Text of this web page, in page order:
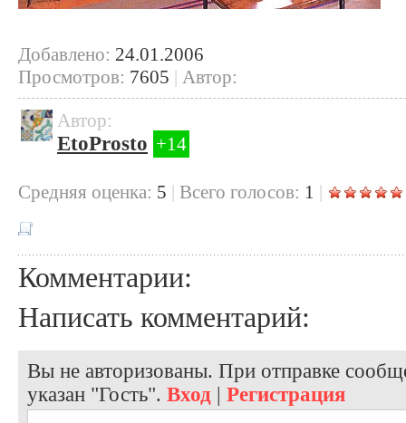
Добавлено: 24.01.2006
Просмотров: 7605 | Автор:
Автор:
EtoProsto +14
Cредняя оценка: 5 | Всего голосов: 1 |
Комментарии:
Написать комментарий:
Вы не авторизованы. При отправке
указан "Гость". Вход | Регистрация